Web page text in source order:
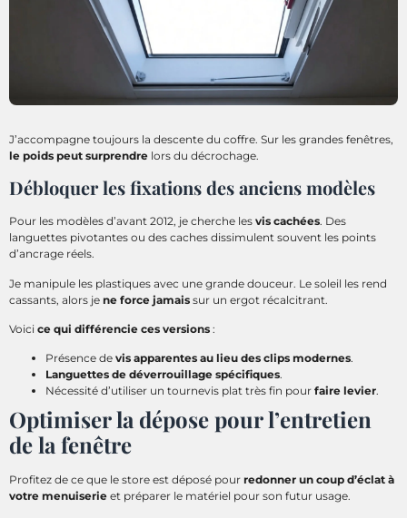
J’accompagne toujours la descente du coffre. Sur les grandes fenêtres,
le poids peut surprendre lors du décrochage.
Débloquer les fixations des anciens modèles
Pour les modèles d’avant 2012, je cherche les vis cachées. Des
languettes pivotantes ou des caches dissimulent souvent les points
d’ancrage réels.
Je manipule les plastiques avec une grande douceur. Le soleil les rend
cassants, alors je ne force jamais sur un ergot récalcitrant.
Voici ce qui différencie ces versions :
Présence de vis apparentes au lieu des clips modernes.
Languettes de déverrouillage spécifiques.
Nécessité d’utiliser un tournevis plat très fin pour faire levier.
Optimiser la dépose pour l’entretien
de la fenêtre
Profitez de ce que le store est déposé pour redonner un coup d’éclat à
votre menuiserie et préparer le matériel pour son futur usage.